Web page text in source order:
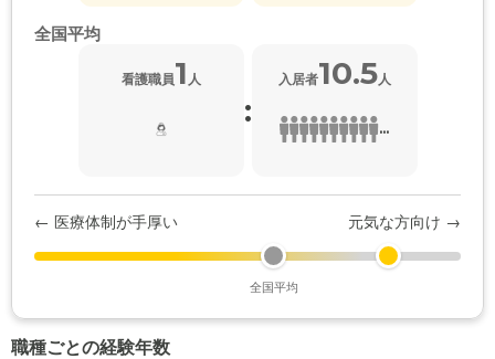
全国平均
看護職員1 人
:
入居者10.5人
...
← 医療体制が手厚い 元気な方向け →
全国平均
職種ごとの経験年数